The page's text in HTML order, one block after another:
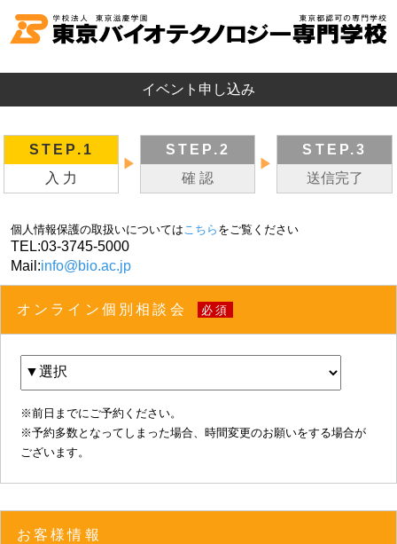
イベント申し込み
STEP.1
入 力
▶
STEP.2
確 認
▶
STEP.3
送信完了
個人情報保護の取扱いについてはこちら をご覧ください
TEL:03-3745-5000
Mail:info@bio.ac.jp
オンライン個別相談会 必須
※前日までにご予約ください。
※予約多数となってしまった場合、時間変更のお願いをする場合が
ございます。
お客様情報